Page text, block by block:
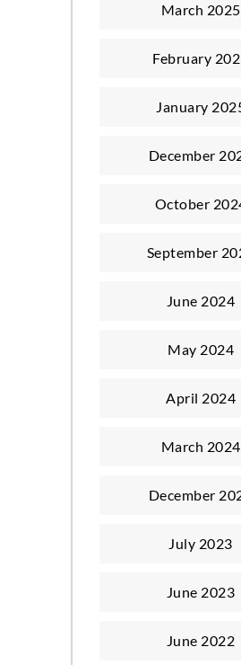
March 2025
February
January
December
October
September
June 2024
May 2024
April 2024
March 2024
December
July 2023
June 2023
June 2022